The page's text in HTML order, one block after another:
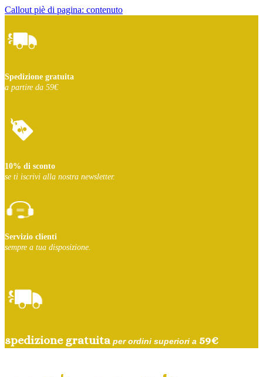
Callout piè di pagina: contenuto
Spedizione gratuita
a partire da 59€
10% di sconto
se ti iscrivi alla nostra newsletter.
Servizio clienti
sempre a tua disposizione.
spedizione gratuita per ordini superiori a 59€